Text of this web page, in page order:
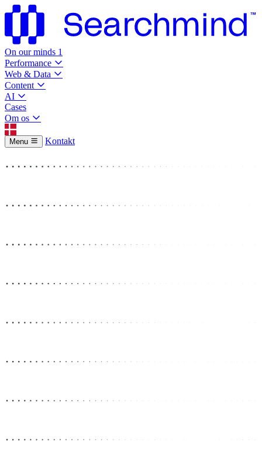
On our minds 1
Performance
Web & Data
Content
AI
Cases
Om os
Menu Kontakt